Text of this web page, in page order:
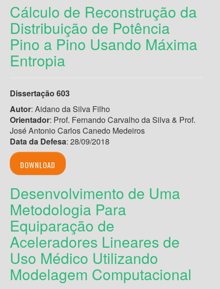
Cálculo de Reconstrução da
Distribuição de Potência
Pino a Pino Usando Máxima
Entropia
Dissertação 603
Autor: Aidano da Silva Filho
Orientador: Prof. Fernando Carvalho da Silva & Prof.
José Antonio Carlos Canedo Medeiros
Data da Defesa: 28/09/2018
DOWNLOAD
Desenvolvimento de Uma
Metodologia Para
Equiparação de
Aceleradores Lineares de
Uso Médico Utilizando
Modelagem Computacional